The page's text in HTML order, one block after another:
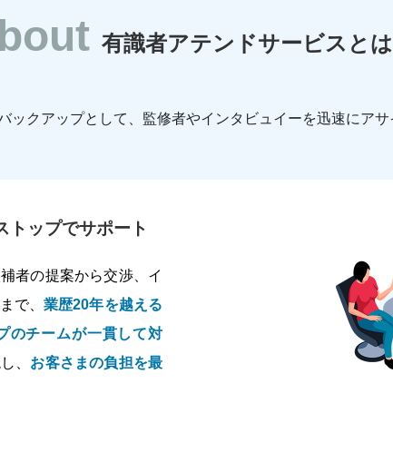
有識者アテンドサービスと
ックアップとして、監修者やインタビュイーを迅速にア
トップでサポート
者の提案から交渉、イ
で、 業歴20年を越える
のチームが一貫して対
、 お客さまの負担を最